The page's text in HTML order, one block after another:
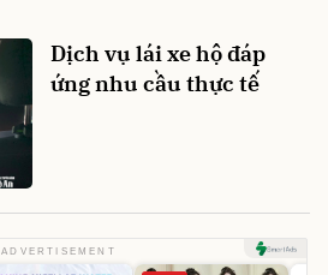
Dịch vụ lái xe hộ đáp
ứng nhu cầu thực tế
ADVERTISEMENT